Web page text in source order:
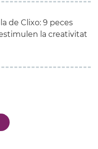
de Clixo: 9 peces
la creativitat